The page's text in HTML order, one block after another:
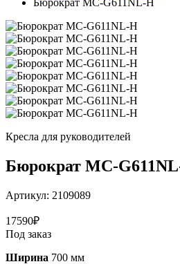
Бюрократ MC-G611NL-H
Кресла для руководителей
Бюрократ MC-
Артикул: 2109089
17590₽
Под заказ
Ширина 700 мм